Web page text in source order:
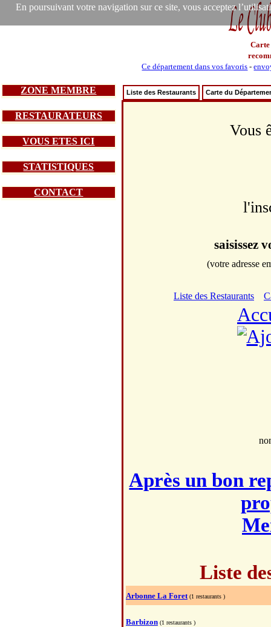
En poursuivant votre navigation sur ce site, vous acceptez
Carte
Ce département dans vos favoris -
ZONE MEMBRE
RESTAURATEURS
VOUS ETES ICI
STATISTIQUES
CONTACT
Liste des Restaurants Carte du
Vous
saisissez
(votre adresse
Liste des Restaurants
Après un bon
Liste
Arbonne La Foret (1 restaurants )
Barbizon (1 restaurants )